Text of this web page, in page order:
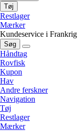
Tøj
Restlager
Mærker
Kundeservice i Frankrig
Søg
Håndtag
Rovfisk
Kupon
Hav
Andre ferskner
Navigation
Tøj
Restlager
Mærker